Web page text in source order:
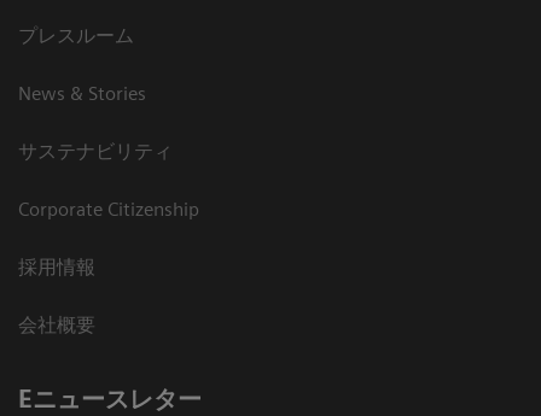
プレスルーム
News & Stories
サステナビリティ
Corporate Citizenship
採用情報
会社概要
Eニュースレター